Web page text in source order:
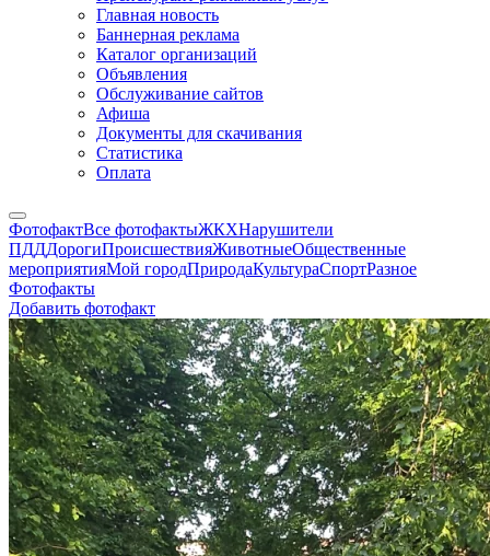
Главная новость
Баннерная реклама
Каталог организаций
Объявления
Обслуживание сайтов
Афиша
Документы для скачивания
Статистика
Оплата
ФотофактВсе фотофактыЖКХНарушители
ПДДДорогиПроисшествияЖивотныеОбщественные
мероприятияМой городПриродаКультураСпортРазное
Фотофакты
Добавить фотофакт